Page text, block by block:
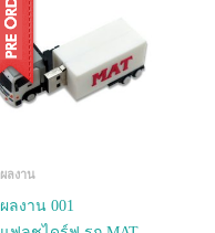
ผลงาน
ผลงาน 001